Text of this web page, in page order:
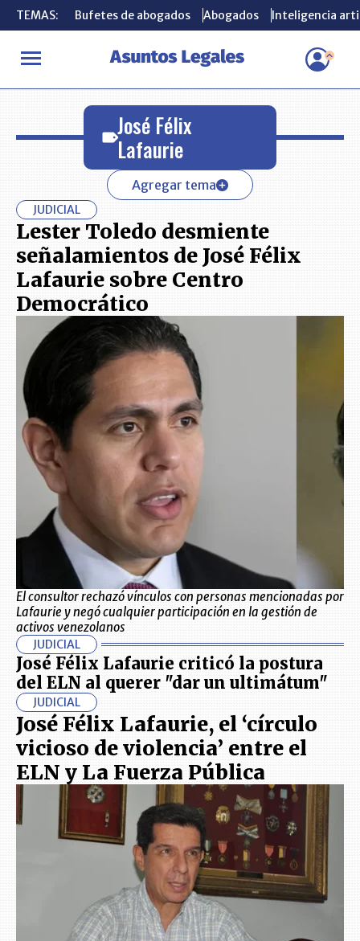
TEMAS: Bufetes de abogados Abogados Inteligencia
INICIO José Félix Lafaurie
TEMAS: Bufetes de abogados Abogados Inteligencia
José Félix
Lafaurie
Agregar tema
JUDICIAL
Lester Toledo desmiente
señalamientos de José Félix
Lafaurie sobre Centro
Democrático
El consultor rechazó vínculos con personas mencionadas por
Lafaurie y negó cualquier participación en la gestión de
activos venezolanos
JUDICIAL
José Félix Lafaurie criticó la postura
del ELN al querer "dar un ultimátum"
JUDICIAL
José Félix Lafaurie, el ‘círculo
vicioso de violencia’ entre el
ELN y La Fuerza Pública